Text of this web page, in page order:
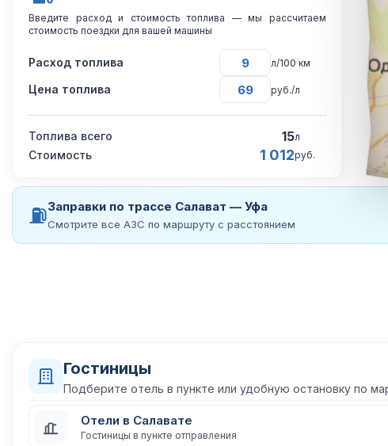
Введите расход и стоимость топлива — мы рассчитаем
стоимость поездки для вашей машины
Расход топлива л/100 км
Цена топлива руб./л
Топлива всего 15л
Стоимость 1 012руб.
⛽Заправки по трассе Салават — Уфа
Смотрите все АЗС по маршруту с расстоянием
Гостиницы
Подберите отель в пункте или удобную остановку по
Отели в Салавате
Гостиницы в пункте отправления